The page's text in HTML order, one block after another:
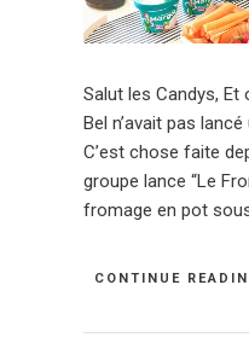
Salut les Candys, Et
Bel n’avait pas
C’est chose faite
groupe lance “Le
fromage en pot
CONTINUE